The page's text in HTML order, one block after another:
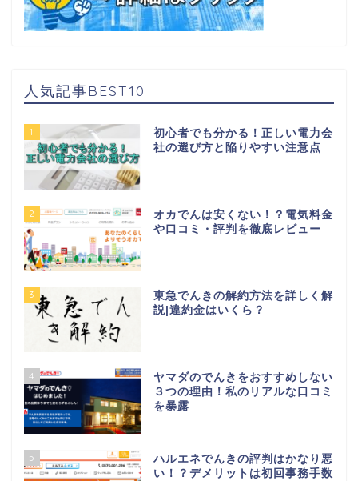
人気記事BEST10
1
初心者でも分かる！正しい電力会
社の選び方と陥りやすい注意点
2
オカでんは安くない！？電気料金
や口コミ・評判を徹底レビュー
3
東急でんきの解約方法を詳しく解
説|違約金はいくら？
4
ヤマダのでんきをおすすめしない
３つの理由！私のリアルな口コミ
を暴露
5
ハルエネでんきの評判はかなり悪
い！？デメリットは初回事務手数